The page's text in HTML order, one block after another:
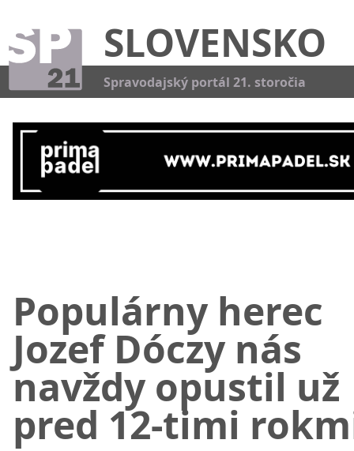
SLOVENSKO
Spravodajský portál 21. storočia
Populárny herec
Jozef Dóczy nás
navždy opustil už
pred 12-timi